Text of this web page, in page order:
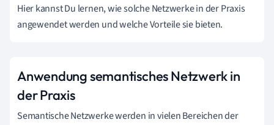
Hier kannst Du lernen, wie solche Netzwerke in der Praxis
angewendet werden und welche Vorteile sie bieten.
Anwendung semantisches Netzwerk in
der Praxis
Semantische Netzwerke werden in vielen Bereichen der